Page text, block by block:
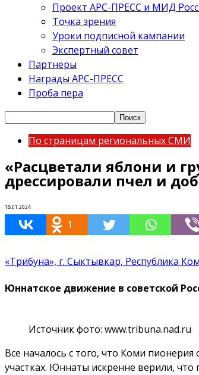
Проект АРС-ПРЕСС и МИД
Точка зрения
Уроки подписной кампании
Экспертный совет
Партнеры
Награды АРС-ПРЕСС
Проба пера
По страницам региональных СМИ
«Расцветали яблони и
дрессировали пчел и
18.01.2024
1
«Трибуна», г. Сыктывкар, Республика
Юннатское движение в советской
Источник фото: www.tribuna.nad.ru
Все началось с того, что Коми
участках. Юннаты искренне верили,